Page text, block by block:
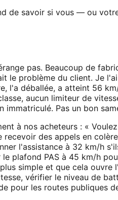
de savoir si vous — ou
pas. Beaucoup de
le problème du client. Je
l'a déballée, a atteint 56
aucun limiteur de
immatriculé. Pas un bon
à nos acheteurs : «
des appels en
l'assistance à 32 km/h
plafond PAS à 45 km/h
simple et que cela
vérifier le niveau de
pour les routes publiques